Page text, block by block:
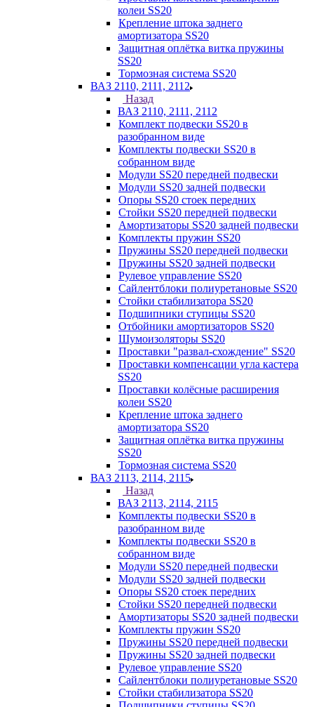
колеи SS20
Крепление штока заднего
амортизатора SS20
Защитная оплётка витка пружины
SS20
Тормозная система SS20
ВАЗ 2110, 2111, 2112
Назад
ВАЗ 2110, 2111, 2112
Комплект подвески SS20 в
разобранном виде
Комплекты подвески SS20 в
собранном виде
Модули SS20 передней подвески
Модули SS20 задней подвески
Опоры SS20 стоек передних
Стойки SS20 передней подвески
Амортизаторы SS20 задней подвески
Комплекты пружин SS20
Пружины SS20 передней подвески
Пружины SS20 задней подвески
Рулевое управление SS20
Сайлентблоки полиуретановые SS20
Стойки стабилизатора SS20
Подшипники ступицы SS20
Отбойники амортизаторов SS20
Шумоизоляторы SS20
Проставки "развал-схождение" SS20
Проставки компенсации угла кастера
SS20
Проставки колёсные расширения
колеи SS20
Крепление штока заднего
амортизатора SS20
Защитная оплётка витка пружины
SS20
Тормозная система SS20
ВАЗ 2113, 2114, 2115
Назад
ВАЗ 2113, 2114, 2115
Комплекты подвески SS20 в
разобранном виде
Комплекты подвески SS20 в
собранном виде
Модули SS20 передней подвески
Модули SS20 задней подвески
Опоры SS20 стоек передних
Стойки SS20 передней подвески
Амортизаторы SS20 задней подвески
Комплекты пружин SS20
Пружины SS20 передней подвески
Пружины SS20 задней подвески
Рулевое управление SS20
Сайлентблоки полиуретановые SS20
Стойки стабилизатора SS20